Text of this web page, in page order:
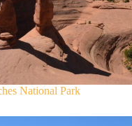
National Park